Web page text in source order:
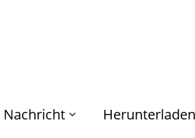
Nachricht Herunterladen